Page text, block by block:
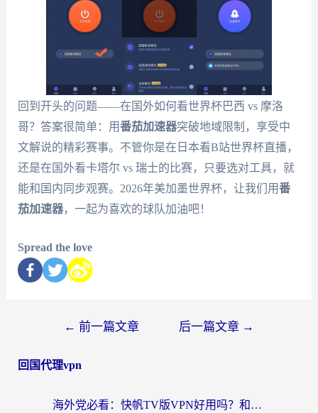
回到开头的问题——在国外如何看世界杯巴西 vs 摩洛
哥？答案很简单：用番茄加速器突破地域限制，享受中
文解说的精彩赛事。不管你是在日本看B站世界杯直播，
还是在国外看卡塔尔 vs 瑞士的比赛，只要选对工具，就
能和国内同步观赛。2026年美加墨世界杯，让我们用番
茄加速器，一起为喜欢的球队加油吧！
Spread the love
← 前一篇文章 后一篇文章 →
回国代理vpn
海外党必看：快帆TV版VPN好用吗？和快游VPN对比哪个回国效果更好？附实用避坑指南